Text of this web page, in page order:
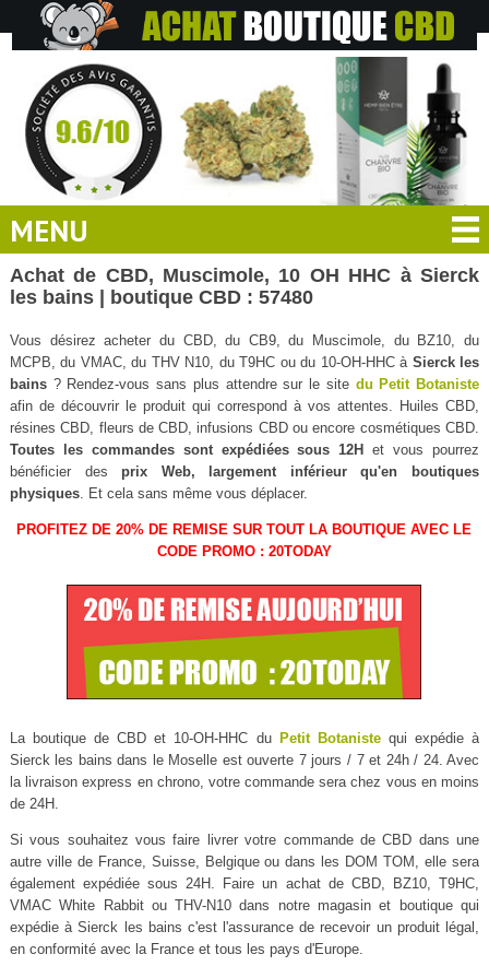
MENU
Achat de CBD, Muscimole, 10 OH HHC à Sierck
les bains | boutique CBD : 57480
Vous désirez acheter du CBD, du CB9, du Muscimole, du BZ10, du
MCPB, du VMAC, du THV N10, du T9HC ou du 10-OH-HHC à Sierck les
bains? Rendez-vous sans plus attendre sur le site du Petit Botaniste
afin de découvrir le produit qui correspond à vos attentes. Huiles CBD,
résines CBD, fleurs de CBD, infusions CBD ou encore cosmétiques CBD.
Toutes les commandes sont expédiées sous 12H
et vous pourrez
bénéficier des prix Web, largement inférieur qu'en boutiques
physiques. Et cela sans même vous déplacer.
PROFITEZ DE 20% DE REMISE SUR TOUT LA BOUTIQUE AVEC LE
CODE PROMO : 20TODAY
La boutique de CBD et 10-OH-HHC du Petit Botanistequi expédie à
Sierck les bains dans le Moselle est ouverte 7 jours / 7 et 24h / 24. Avec
la livraison express en chrono, votre commande sera chez vous en moins
de 24H.
Si vous souhaitez vous faire livrer votre commande de CBD dans une
autre ville de France, Suisse, Belgique ou dans les DOM TOM, elle sera
également expédiée sous 24H. Faire un achat de CBD, BZ10, T9HC,
VMAC White Rabbit ou THV-N10 dans notre magasin et boutique qui
expédie à Sierck les bains c'est l'assurance de recevoir un produit légal,
en conformité avec la France et tous les pays d'Europe.